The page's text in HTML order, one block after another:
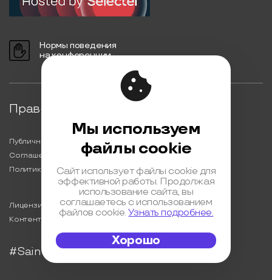
Нормы поведения
на конференции
Правовая информация
Публичная оферта
Соглашение на обработку персональных данных
Политика обработки персональных данных
Лицензионный договор с Автором
Контентная политика конференции
#SaintHighLoad2022
Мы используем
файлы cookie
Сайт использует файлы cookie для
эффективной работы. Продолжая
использование сайта, вы
соглашаетесь с использованием
файлов cookie.Узнать подробнее.
Хорошо